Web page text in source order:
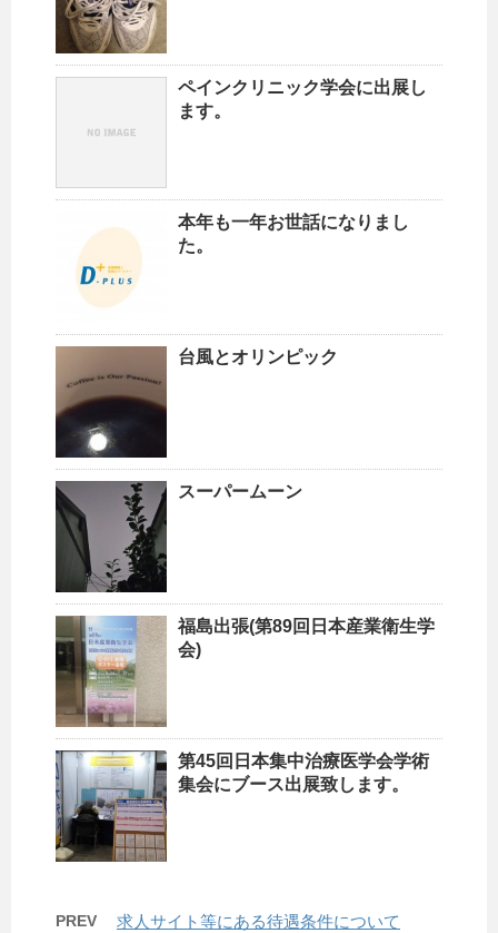
ペインクリニック学会に出展し
ます。
本年も一年お世話になりまし
た。
台風とオリンピック
スーパームーン
福島出張(第89回日本産業衛生学
会)
第45回日本集中治療医学会学術
集会にブース出展致します。
PREV 求人サイト等にある待遇条件について